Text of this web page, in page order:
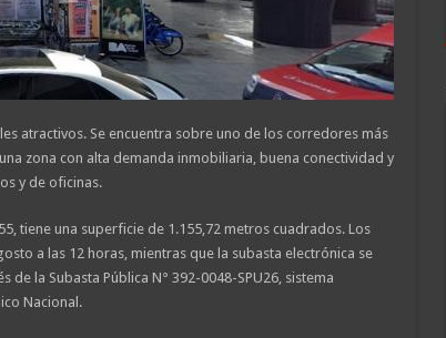
atractivos. Se encuentra sobre uno de los corredores más
zona con alta demanda inmobiliaria, buena conectividad y
y de oficinas.
tiene una superficie de 1.155,72 metros cuadrados. Los
a las 12 horas, mientras que la subasta electrónica se
de la Subasta Pública N° 392-0048-SPU26, sistema
Nacional.